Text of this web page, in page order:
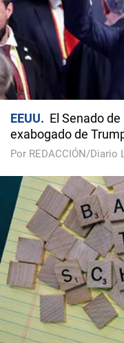
EEUU
El Senado
exabogado de
Por REDACCIÓN/Diario